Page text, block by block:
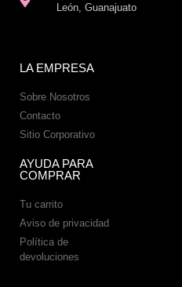
León, Guanajuato
LA EMPRESA
Sobre Nosotros
Contacto
Sitio Corporativo
AYUDA PARA
COMPRAR
Tu carrito
Aviso de privacidad
Política de
devoluciones